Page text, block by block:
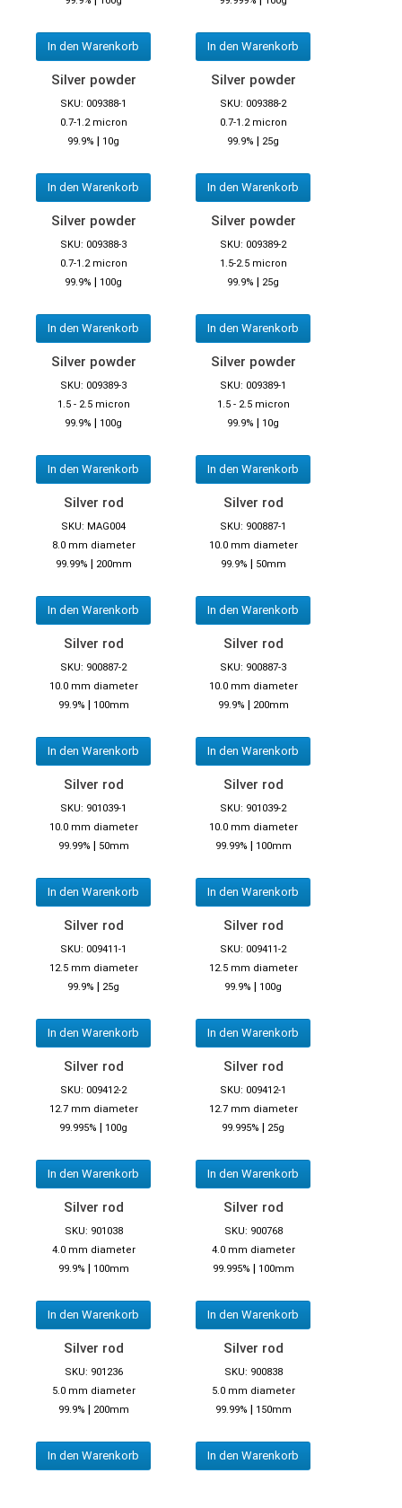
In den Warenkorb In den Warenkorb
Silver powder
SKU: 009388-1
0.7-1.2 micron
99.9% | 10g
In den Warenkorb
Silver powder
SKU: 009388-2
0.7-1.2 micron
99.9% | 25g
In den Warenkorb
Silver powder
SKU: 009388-3
0.7-1.2 micron
99.9% | 100g
In den Warenkorb
Silver powder
SKU: 009389-2
1.5-2.5 micron
99.9% | 25g
In den Warenkorb
Silver powder
SKU: 009389-3
1.5 - 2.5 micron
99.9% | 100g
In den Warenkorb
Silver powder
SKU: 009389-1
1.5 - 2.5 micron
99.9% | 10g
In den Warenkorb
Silver rod
SKU: MAG004
8.0 mm diameter
99.99% | 200mm
In den Warenkorb
Silver rod
SKU: 900887-1
10.0 mm diameter
99.9% | 50mm
In den Warenkorb
Silver rod
SKU: 900887-2
10.0 mm diameter
99.9% | 100mm
In den Warenkorb
Silver rod
SKU: 900887-3
10.0 mm diameter
99.9% | 200mm
In den Warenkorb
Silver rod
SKU: 901039-1
10.0 mm diameter
99.99% | 50mm
In den Warenkorb
Silver rod
SKU: 901039-2
10.0 mm diameter
99.99% | 100mm
In den Warenkorb
Silver rod
SKU: 009411-1
12.5 mm diameter
99.9% | 25g
In den Warenkorb
Silver rod
SKU: 009411-2
12.5 mm diameter
99.9% | 100g
In den Warenkorb
Silver rod
SKU: 009412-2
12.7 mm diameter
99.995% | 100g
In den Warenkorb
Silver rod
SKU: 009412-1
12.7 mm diameter
99.995% | 25g
In den Warenkorb
Silver rod
SKU: 901038
4.0 mm diameter
99.9% | 100mm
In den Warenkorb
Silver rod
SKU: 900768
4.0 mm diameter
99.995% | 100mm
In den Warenkorb
Silver rod
SKU: 901236
5.0 mm diameter
99.9% | 200mm
In den Warenkorb
Silver rod
SKU: 900838
5.0 mm diameter
99.99% | 150mm
In den Warenkorb